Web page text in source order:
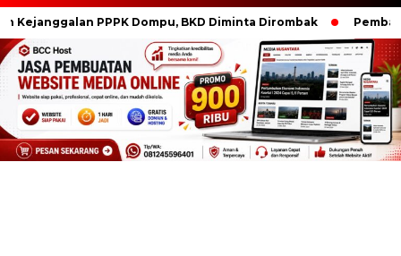
PPPK Dompu, BKD Diminta Dirombak